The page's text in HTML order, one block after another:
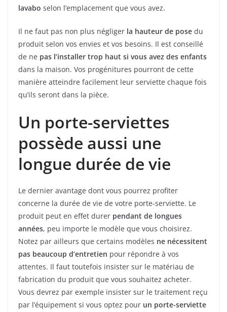
lavabo selon l’emplacement que vous avez.
Il ne faut pas non plus négliger la hauteur de pose du
produit selon vos envies et vos besoins. Il est conseillé
de ne pas l’installer trop haut si vous avez des enfants
dans la maison. Vos progénitures pourront de cette
manière atteindre facilement leur serviette chaque fois
qu’ils seront dans la pièce.
Un porte-serviettes
possède aussi une
longue durée de vie
Le dernier avantage dont vous pourrez profiter
concerne la durée de vie de votre porte-serviette. Le
produit peut en effet durer pendant de longues
années, peu importe le modèle que vous choisirez.
Notez par ailleurs que certains modèles ne nécessitent
pas beaucoup d’entretien pour répondre à vos
attentes. Il faut toutefois insister sur le matériau de
fabrication du produit que vous souhaitez acheter.
Vous devrez par exemple insister sur le traitement reçu
par l’équipement si vous optez pour un porte-serviette